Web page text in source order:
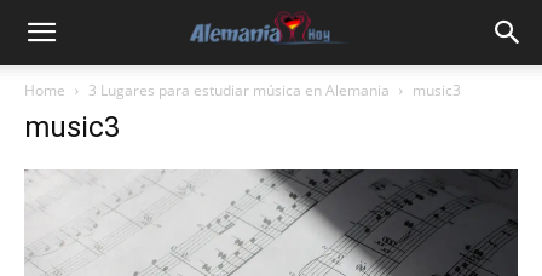
Home 3 Lugares para estudiar música en Alemania music3
music3